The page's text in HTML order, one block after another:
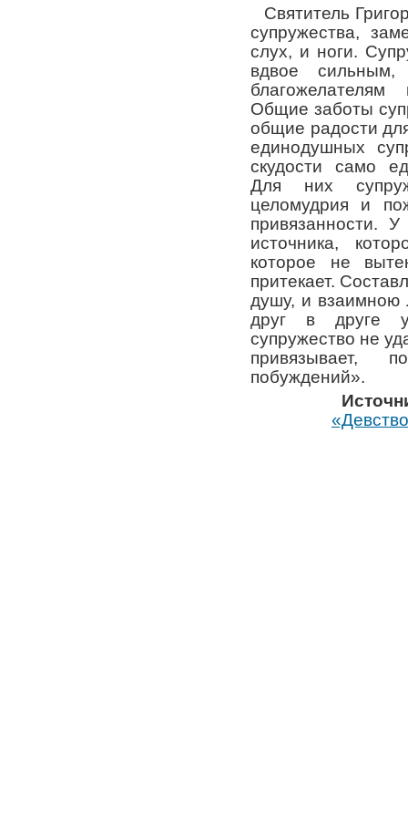
Святитель
супружества,
слух, и ноги.
вдвое сильным,
Общие заботы
общие радости
единодушных
скудости само
Для них
целомудрия и
привязанности.
источника,
которое не
притекает.
душу, и взаимною
друг в друге
супружество не
привязывает,
побуждений».